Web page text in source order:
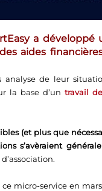
a développé
aides
de leur
la base d’un travail
(et plus que
s’avèraient
ce micro-service en